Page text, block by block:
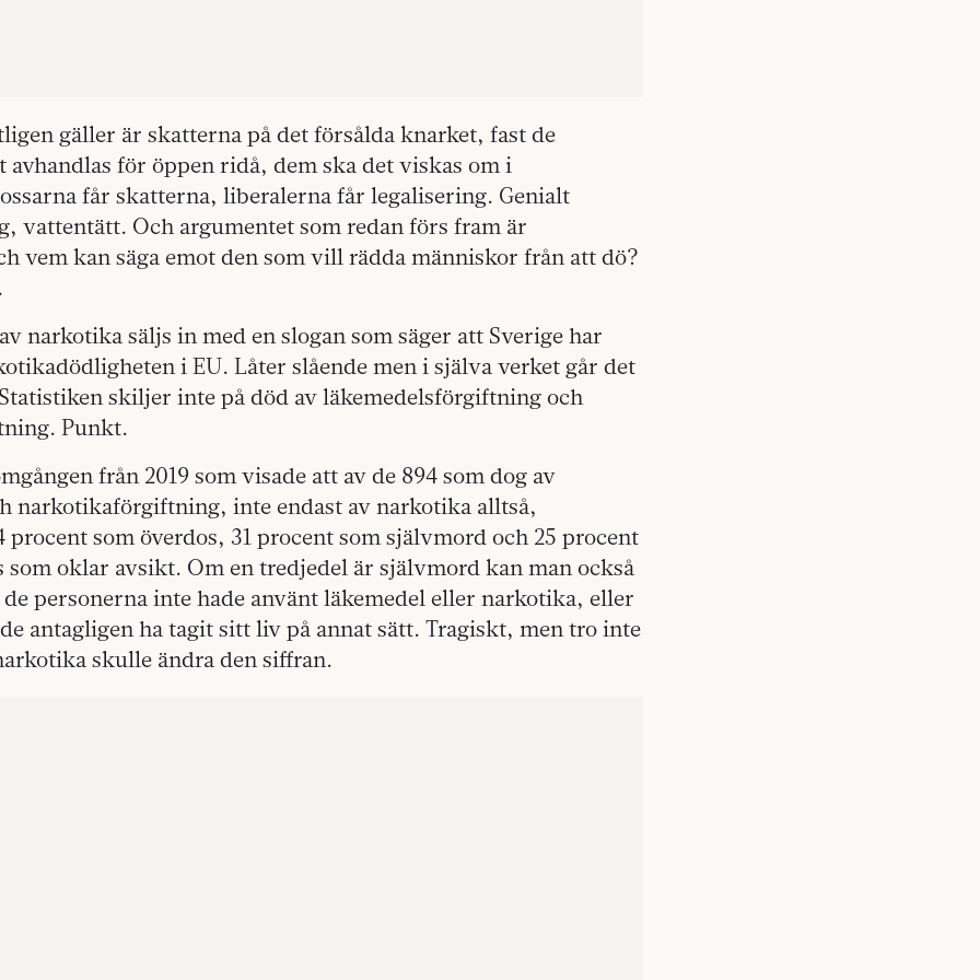
gäller är skatterna på det försålda knarket, fast de
avhandlas för öppen ridå, dem ska det viskas om i
får skatterna, liberalerna får legalisering. Genialt
vattentätt. Och argumentet som redan förs fram är
vem kan säga emot den som vill rädda människor från att dö?
narkotika säljs in med en slogan som säger att Sverige har
i EU. Låter slående men i själva verket går det
skiljer inte på död av läkemedelsförgiftning och
Punkt.
från 2019 som visade att av de 894 som dog av
narkotikaförgiftning, inte endast av narkotika alltså,
procent som överdos, 31 procent som självmord och 25 procent
som oklar avsikt. Om en tredjedel är självmord kan man också
personerna inte hade använt läkemedel eller narkotika, eller
antagligen ha tagit sitt liv på annat sätt. Tragiskt, men tro inte
skulle ändra den siffran.